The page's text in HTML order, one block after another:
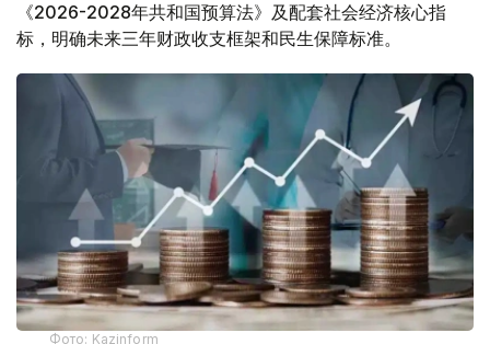
《2026-2028年共和国预算法》及配套社会经济核心指
标，明确未来三年财政收支框架和民生保障标准。
Фото: Kazinform